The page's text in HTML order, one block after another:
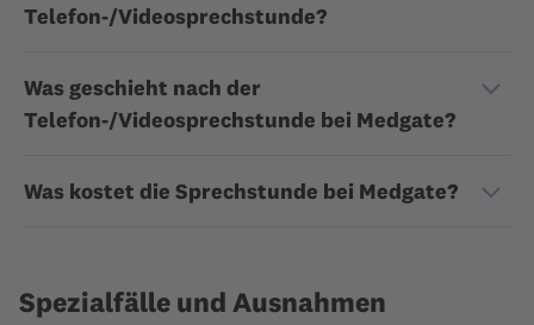
Telefon-/Videosprechstunde?
Was geschieht nach der
Telefon-/Videosprechstunde bei Medgate?
Was kostet die Sprechstunde bei Medgate?
Spezialfälle und Ausnahmen